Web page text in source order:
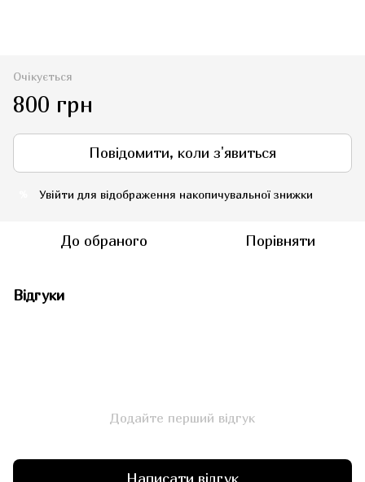
Очікується
800 грн
Повідомити, коли з'явиться
Увійти для відображення накопичувальної знижки
До обраного Порівняти
Відгуки
Додайте перший відгук
Написати відгук